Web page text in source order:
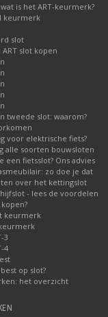
wat is het ART-keurmerk?
keurmerk
slot
slot kopen
tweede slot: waarom?
voor elektrische fiets?
alle soorten bouwsloten
een fietsslot? Ons advies
zo doe je dat
over het kettingslot
- lees de voordelen
keurmerk
3
4
op slot?
het overzicht